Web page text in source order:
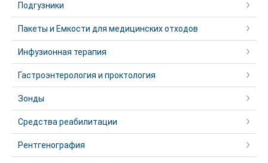
Подгузники
Пакеты и Емкости для медицинских отходов
Инфузионная терапия
Гастроэнтерология и проктология
Зонды
Средства реабилитации
Рентгенография